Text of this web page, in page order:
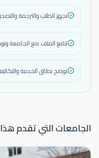
نجهز الطلب والترجمة
نتابع الملف مع الجامعة
نوضح نطاق الخدمة
الجامعات التي تقدم